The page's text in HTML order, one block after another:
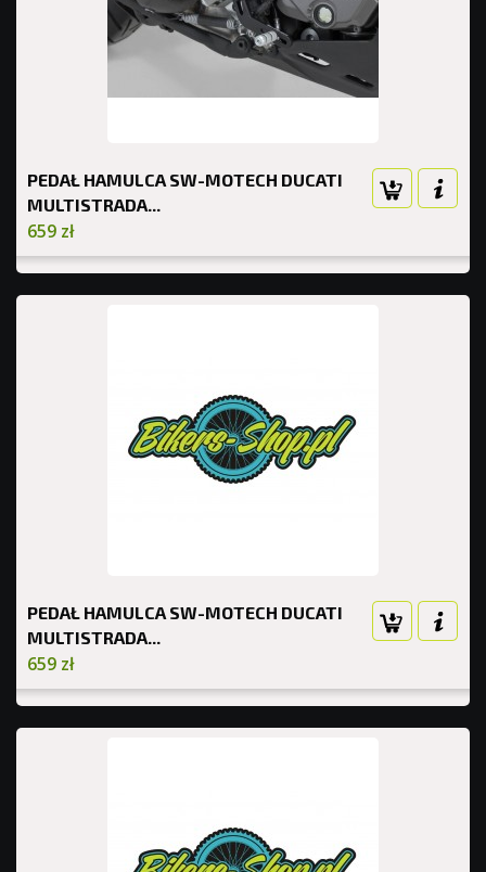
PEDAŁ HAMULCA SW-MOTECH DUCATI
MULTISTRADA...
659 zł
PEDAŁ HAMULCA SW-MOTECH DUCATI
MULTISTRADA...
659 zł